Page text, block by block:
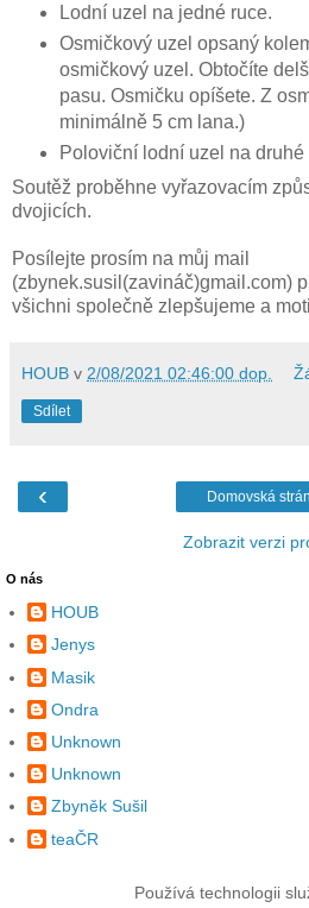
Lodní uzel na jedné ruce.
Osmičkový uzel opsaný
osmičkový uzel. Obtočíte
pasu. Osmičku opíšete. Z
minimálně 5 cm lana.)
Poloviční lodní uzel na druhé
Soutěž proběhne vyřazovacím
dvojicích.
Posílejte prosím na můj mail
(zbynek.susil(zavináč)gmail.com)
všichni společně zlepšujeme a
HOUB v 2/08/2021 02:46:00 dop.
Sdílet
‹ Domovská
Zobrazit verzi
O nás
HOUB
Jenys
Masik
Ondra
Unknown
Unknown
Zbyněk Sušil
teaČR
Používá technologii